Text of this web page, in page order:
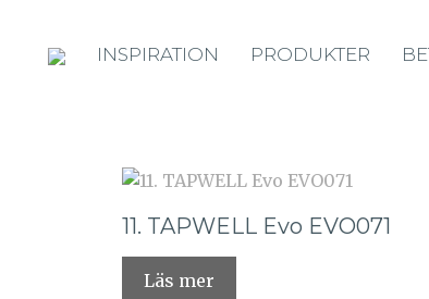
INSPIRATION PRODUKTER
11. TAPWELL Evo EVO071
Läs mer